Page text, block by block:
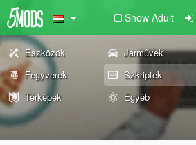
Show Adult
Eszközök Járművek
Fegyverek
Szkriptek
Térképek
Egyéb